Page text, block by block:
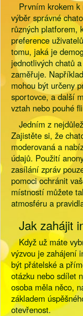
Prvním krokem
výběr správné
různých platforem,
preference
tomu, jaká je
jednotlivých chatů
zaměřuje.
mohou být určeny
sportovce, a další
vztah nebo pouhé
Jedním z
Zajistěte si, že
moderovaná a
údajů. Použití
zasílání zpráv
pomoci ochránit
místností můžete
atmosféru a
Jak zahájit
Když už máte
výzvou je zahájení
být přátelské a
otázku nebo sdílet
osoba měla něco,
základem
otevřenost.